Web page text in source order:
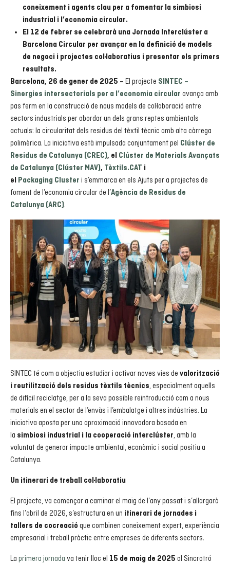
coneixement i agents clau per a fomentar la simbiosi
industrial i l’economia circular.
El 12 de febrer se celebrarà una Jornada Interclúster a
Barcelona Circular per avançar en la definició de models
de negoci i projectes col·laboratius i presentar els primers
resultats.
Barcelona, 26 de gener de 2025 – El projecte SINTEC –
Sinergies intersectorials per a l’economia circular avança amb
pas ferm en la construcció de nous models de col·laboració entre
sectors industrials per abordar un dels grans reptes ambientals
actuals: la circularitat dels residus del tèxtil tècnic amb alta càrrega
polimèrica. La iniciativa està impulsada conjuntament pel Clúster de
Residus de Catalunya (CREC) , el Clúster de Materials Avançats
de Catalunya (Clúster MAV) , Tèxtils.CAT i
el
Packaging Cluster i s’emmarca en els Ajuts per a projectes de
foment de l’economia circular de l’Agència de Residus de
Catalunya (ARC) .
SINTEC té com a objectiu estudiar i activar noves vies de valorització
i reutilització dels residus tèxtils tècnics, especialment aquells
de difícil reciclatge, per a la seva possible reintroducció com a nous
materials en el sector de l’envàs i l’embalatge i altres indústries. La
iniciativa aposta per una aproximació innovadora basada en
la simbiosi industrial i la cooperació interclúster, amb la
voluntat de generar impacte ambiental, econòmic i social positiu a
Catalunya.
Un itinerari de treball col·laboratiu
El projecte, va començar a caminar el maig de l’any passat i s’allargarà
fins l’abril de 2026, s’estructura en un itinerari de jornades i
tallers de cocreació que combinen coneixement expert, experiència
empresarial i treball pràctic entre empreses de diferents sectors.
La primera jornada va tenir lloc el 15 de maig de 2025 al Sincrotró